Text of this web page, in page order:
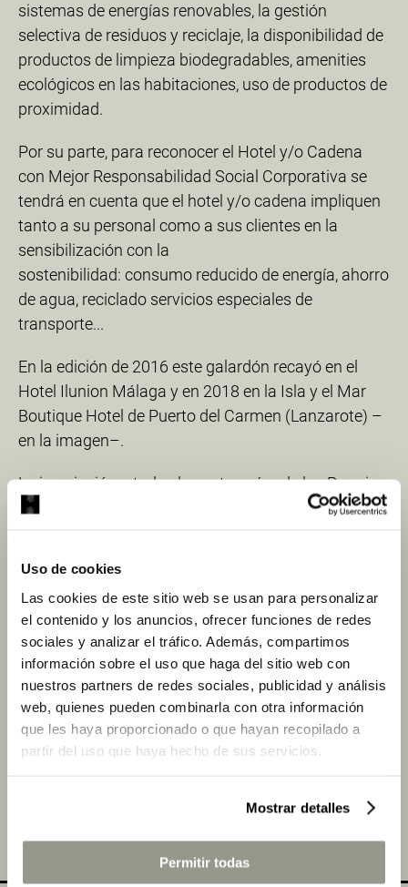
Uso de cookies
Las cookies de este sitio web se usan para personalizar
el contenido y los anuncios, ofrecer funciones de redes
sociales y analizar el tráfico. Además, compartimos
información sobre el uso que haga del sitio web con
nuestros partners de redes sociales, publicidad y análisis
web, quienes pueden combinarla con otra información
que les haya proporcionado o que hayan recopilado a
partir del uso que haya hecho de sus servicios.
Mostrar detalles
Permitir todas
sistemas de energías renovables, la gestión
selectiva de residuos y reciclaje, la disponibilidad de
productos de limpieza biodegradables, amenities
ecológicos en las habitaciones, uso de productos de
proximidad.
Por su parte, para reconocer el Hotel y/o Cadena
con Mejor Responsabilidad Social Corporativa se
tendrá en cuenta que el hotel y/o cadena impliquen
tanto a su personal como a sus clientes en la
sensibilización con la
sostenibilidad: consumo reducido de energía, ahorro
de agua, reciclado servicios especiales de
transporte...
En la edición de 2016 este galardón recayó en el
Hotel Ilunion Málaga y en 2018 en la Isla y el Mar
Boutique Hotel de Puerto del Carmen (Lanzarote) –
en la imagen–.
La inscripción a todas las categorías de los Premios
Roca a la Iniciativa está abierta hasta el próximo 3
Los Premios Roca a la Iniciativa Hotelera, que están
organizados por la revistaGran Hotel Turismo, se
entregarán el próximo 4 de junio en el Roca
Barcelona Gallery.
Estos galardones están patrocinados por Roca, y
colaboran Alvic, Orac Decor, Tattoo y Viajes El Corte